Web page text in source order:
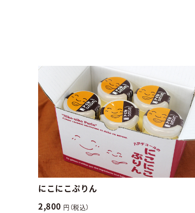
にこにこぷりん
2,800 円（税込）